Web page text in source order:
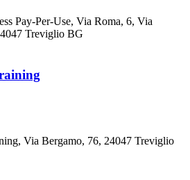
Pay-Per-Use, Via Roma, 6, Via
Treviglio BG
Via Bergamo, 76, 24047 Treviglio